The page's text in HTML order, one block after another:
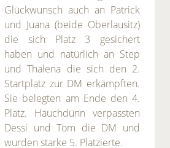
Glückwunsch auch an Patrick
und Juana (beide Oberlausitz)
die sich Platz 3 gesichert
haben und natürlich an Step
und Thalena die sich den 2.
Startplatz zur DM erkämpften.
Sie belegten am Ende den 4.
Platz. Hauchdünn verpassten
Dessi und Tom die DM und
wurden starke 5. Platzierte.